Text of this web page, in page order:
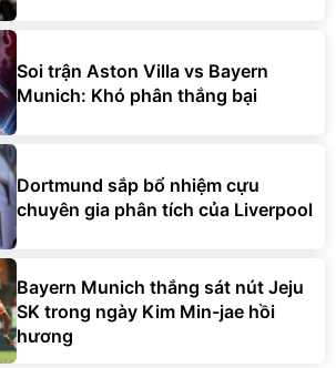
Soi trận Aston Villa vs Bayern
Munich: Khó phân thắng bại
Dortmund sắp bổ nhiệm cựu
chuyên gia phân tích của Liverpool
Bayern Munich thắng sát nút Jeju
SK trong ngày Kim Min-jae hồi
hương